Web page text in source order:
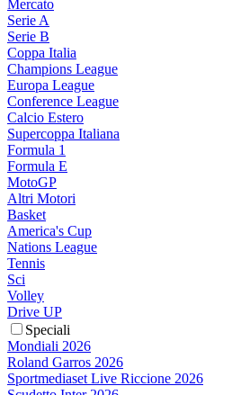
Mercato
Serie A
Serie B
Coppa Italia
Champions League
Europa League
Conference League
Calcio Estero
Supercoppa Italiana
Formula 1
Formula E
MotoGP
Altri Motori
Basket
America's Cup
Nations League
Tennis
Sci
Volley
Drive UP
Speciali
Mondiali 2026
Roland Garros 2026
Sportmediaset Live Riccione 2026